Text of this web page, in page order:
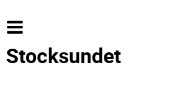
Stocksundet